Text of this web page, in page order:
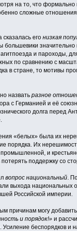
на то, что
сложные
его низкая
большевики
и пароходы,
по сравнению с
в стране, то мотивы
назвать разное
с Германией и её
долга перед
«белых» была их
порядка. Их
и
потерять поддержку со
вопрос национальный.
выхода национальных
Российской империи.
причинам могу
и порядок!»и
Усиление беспорядков